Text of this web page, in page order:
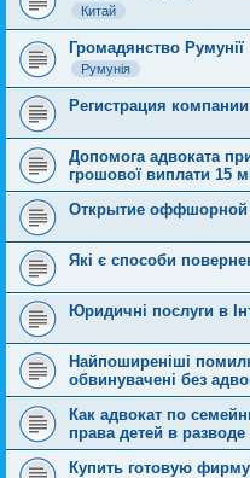
Китай
Громадянство Румунії
Румунія
Регистрация
Допомога адвоката
грошової виплати 15
Открытие
Які є способи
Юридичні послуги в
Найпоширеніші
обвинувачені без
Как адвокат по
права детей в разводе
Купить готовую